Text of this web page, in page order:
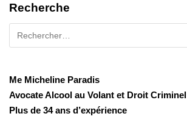
Recherche
Me Micheline Paradis
Avocate Alcool au Volant et Droit Criminel
Plus de 34 ans d’expérience